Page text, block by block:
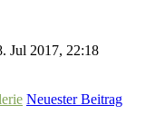
Jul 2017, 22:18
Neuester Beitrag